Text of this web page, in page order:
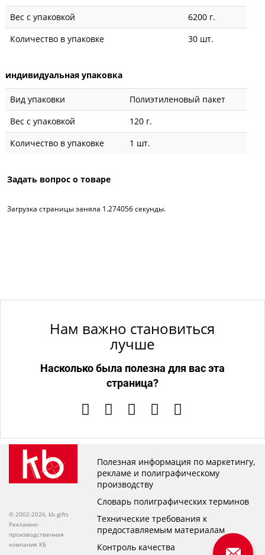
Вес с упаковкой
6200 г.
Количество в упаковке
30 шт.
индивидуальная упаковка
Вид упаковки
Полиэтиленовый пакет
Вес с упаковкой
120 г.
Количество в упаковке
1 шт.
Задать вопрос о товаре
Загрузка страницы заняла 1.274056 секунды.
Нам важно становиться
лучше
Насколько была полезна для вас эта
страница?
© 2002-2026, kb.gifts
Рекламно-
производственная
компания КБ
Полезная информация по маркетингу,
рекламе и полиграфическому
производству
Словарь полиграфических терминов
Технические требования к
предоставляемым материалам
Контроль качества